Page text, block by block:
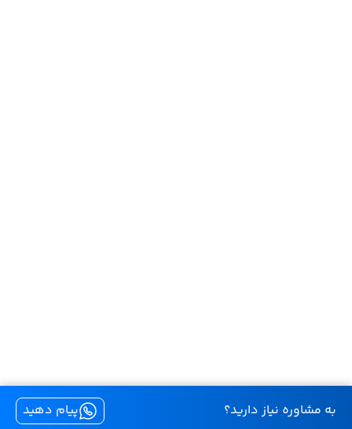
به مشاوره نیاز دارید؟ پیام دهید